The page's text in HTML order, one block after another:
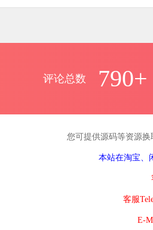
评论总数 790+
您可提供源码等资源换
本站在淘宝、
客服
E-